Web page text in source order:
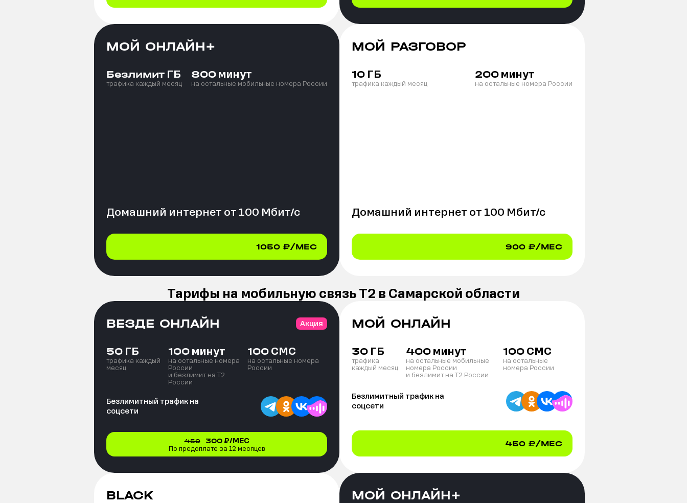
МОЙ ОНЛАЙН+
Безлимит ГБ
трафика каждый месяц
800 минут
на остальные мобильные номера России
Домашний интернет от 100 Мбит/с
1050 ₽/МЕС
МОЙ РАЗГОВОР
10 ГБ
трафика каждый месяц
200 минут
на остальные номера России
Домашний интернет от 100 Мбит/с
900 ₽/МЕС
Тарифы на мобильную связь Т2 в Самарской области
ВЕЗДЕ ОНЛАЙН Акция
50 ГБ
трафика каждый
месяц
100 минут
на остальные номера
России
и безлимит на T2
России
100 СМС
на остальные номера
России
Безлимитный трафик на
соцсети
450 300₽/МЕС
По предоплате за 12 месяцев
МОЙ ОНЛАЙН
30 ГБ
трафика
каждый месяц
400 минут
на остальные мобильные
номера России
и безлимит на T2 России
100 СМС
на остальные
номера России
Безлимитный трафик на
соцсети
450 ₽/МЕС
BLACK МОЙ ОНЛАЙН+